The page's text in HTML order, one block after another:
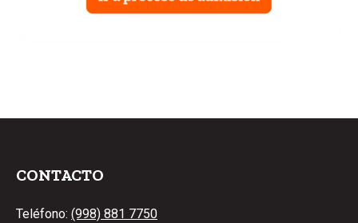
CONTACTO
Teléfono: (998) 881 7750